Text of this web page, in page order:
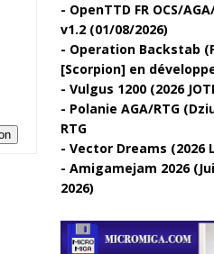
OpenTTD FR OCS/
v1.2 (01/08/2026)
Operation Backstab
[Scorpion] en
Vulgus 1200 (2026
Polanie AGA/RTG
RTG
Vector Dreams (2026
Amigamejam 2026
2026)